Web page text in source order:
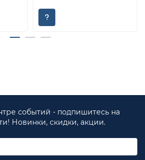
событий - подпишитесь на
Новинки, скидки, акции.